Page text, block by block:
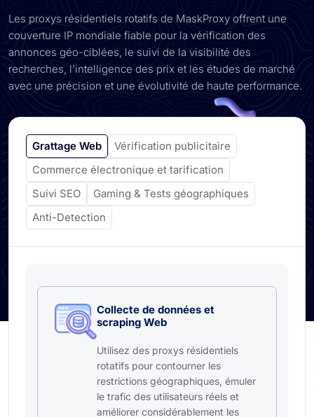
Les proxys résidentiels rotatifs de MaskProxy offrent une
couverture IP mondiale fiable pour la vérification des
annonces géo-ciblées, le suivi de la visibilité des
recherches, l'intelligence des prix et les études de marché
avec une précision et une évolutivité de haute performance.
Grattage Web
Vérification publicitaire
Commerce électronique et tarification
Suivi SEO
Gaming & Tests géographiques
Anti-Detection
Collecte de données et
scraping Web
Utilisez des proxys résidentiels
rotatifs pour contourner les
restrictions géographiques, émuler
le trafic des utilisateurs réels et
améliorer considérablement les